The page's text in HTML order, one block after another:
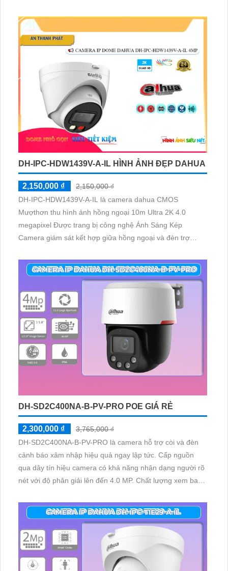
DH-IPC-HDW1439V-A-IL HÌNH ẢNH ĐẸP DAHUA
2,150,000 ₫
2,150,000 ₫
DH-IPC-HDW1439V-A-IL là camera dahua CMOS
Mượthơn thu hình ảnh hồng ngoại 10m Ultra 2K 4.0
megapixel Được trang bị công nghệ Ánh Sáng Kép
Camera giám sát kết hợp giữa hồng ngoại và đèn trợ
thiếu sáng. H.265+ cho truyền tải nhanh hơn
DH-SD2C400NA-B-PV-PRO POE GIÁ RẺ
2,300,000 ₫
3,765,000 ₫
DH-SD2C400NA-B-PV-PRO là camera hỗ trợ còi và đèn
cảnh báo xâm nhập hiệu quả ngay lập tức. Cấp nguồn
qua dây tín hiệu camera có khả năng nhận dạng người rõ
nét với độ phân giải lên đến 4.0 MP. Chất lượng xem ban
ảnh màu sắc như ban ngày